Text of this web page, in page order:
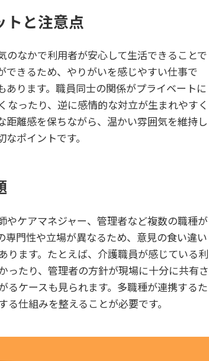
トと注意点
のなかで利用者が安心して生活できることで
できるため、やりがいを感じやすい仕事で
ります。職員同士の関係がプライベートに
ったり、逆に感情的な対立が生まれやすく
距離感を保ちながら、温かい雰囲気を維持し
ポイントです。
やケアマネジャー、管理者など複数の職種が
門性や立場が異なるため、意見の食い違い
ます。たとえば、介護職員が感じている利
ったり、管理者の方針が現場に十分に共有さ
るケースも見られます。多職種が連携するた
仕組みを整えることが必要です。